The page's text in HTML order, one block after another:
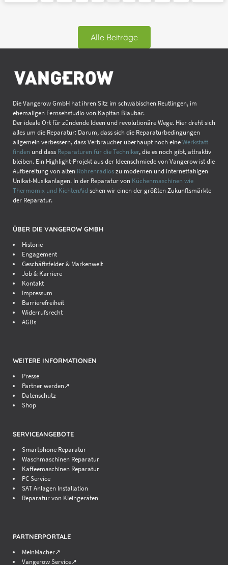
Alle Beiträge
Die Vangerow GmbH hat ihren Sitz im schwäbischen Reutlingen, im
ehemaligen Fernsehstudio von Kapitän Blaubär.
Der ideale Ort für zündende Ideen und revolutionäre Wege. Hier dreht sich
alles um die Reparatur: Darum, dass sich die Reparaturbedingungen
allgemein verbessern, dass Verbraucher überhaupt noch eineWerkstatt
finden und dass Reparaturen für die Techniker, die es noch gibt, attraktiv
bleiben. Ein Highlight-Projekt aus der Ideenschmiede von Vangerow ist die
Aufbereitung von alten Röhrenradioszu modernen und internetfähigen
Unikat-Musikanlagen. In der Reparatur von Küchenmaschinen wie
Thermomix und KichtenAid sehen wir einen der größten Zukunftsmärkte
der Reparatur.
ÜBER DIE VANGEROW GMBH
Historie
Engagement
Geschäftsfelder & Markenwelt
Job & Karriere
Kontakt
Impressum
Barrierefreiheit
Widerrufsrecht
AGBs
WEITERE INFORMATIONEN
Presse
Partner werden↗
Datenschutz
Shop
SERVICEANGEBOTE
Smartphone Reparatur
Waschmaschinen Reparatur
Kaffeemaschinen Reparatur
PC Service
SAT Anlagen Installation
Reparatur von Kleingeräten
PARTNERPORTALE
MeinMacher↗
Vangerow Service↗